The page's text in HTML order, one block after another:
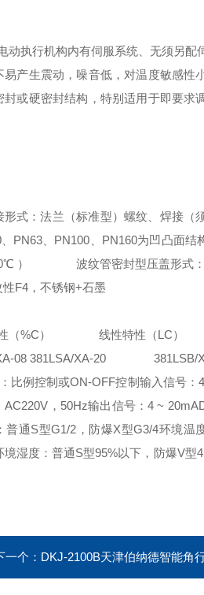
执行机构内有伺服系统、无须另配
产生震动，噪音低，对温度敏感性
或硬密封结构，特别适用于即要求
形式：法兰（标准型）螺纹、焊接（
、PN100、PN160为凹凸面结
） 波纹管密封型压盖形式
，不锈钢+石墨
） 线性特性（LC）
381LSA/XA-20381LSB/XB-
比例控制或ON-OFF控制 输入信号：
，50Hz输出信号：4 ~
普通S型G1/2，防爆X型G3/4环境温
境湿度：普通S型95%以下，防爆V型
一个： DKJ-2100B天津伯纳德智能角行程隔爆型